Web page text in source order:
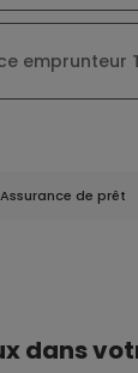
emprunteur
de prêt
dans